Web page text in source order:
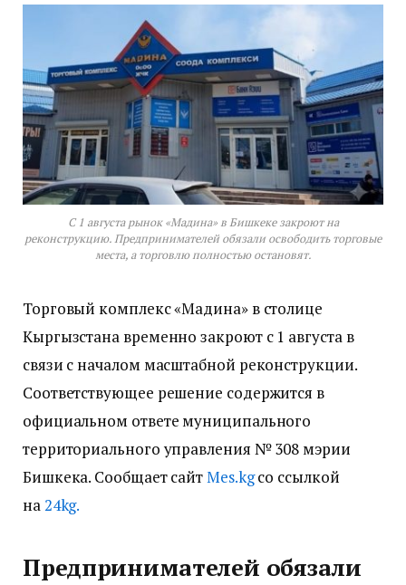
С 1 августа рынок «Мадина» в Бишкеке закроют на
реконструкцию. Предпринимателей обязали освободить торговые
места, а торговлю полностью остановят.
Торговый комплекс «Мадина» в столице
Кыргызстана временно закроют с 1 августа в
связи с началом масштабной реконструкции.
Соответствующее решение содержится в
официальном ответе муниципального
территориального управления № 308 мэрии
Бишкека. Сообщает сайтМes.kgсо ссылкой
на24kg.
Предпринимателей обязали